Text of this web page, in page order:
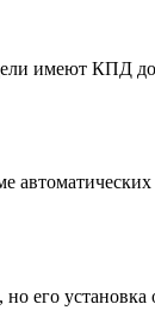
имеют КПД до
его установка